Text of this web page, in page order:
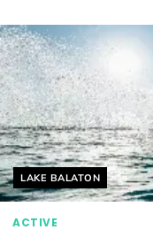
Helyszín címkék:
LAKE BALATON
ACTIVE